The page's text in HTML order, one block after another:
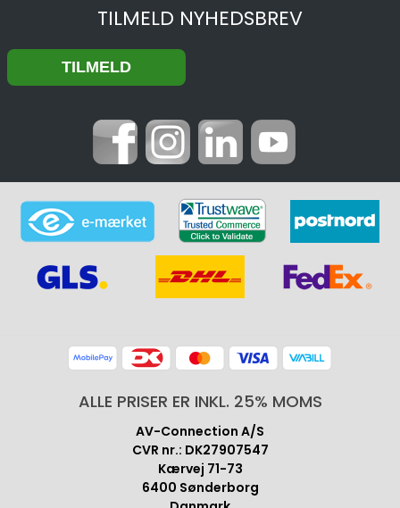
TILMELD NYHEDSBREV
ALLE PRISER ER INKL. 25% MOMS
AV-Connection A/S
CVR nr.: DK27907547
Kærvej 71-73
6400 Sønderborg